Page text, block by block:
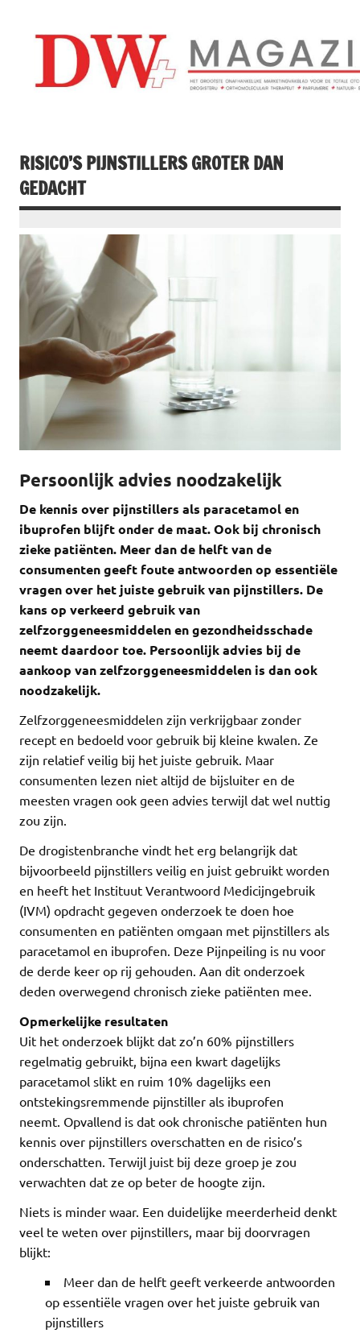
inhoud
RISICO’S PIJNSTILLERS GROTER DAN
GEDACHT
Persoonlijk advies noodzakelijk
De kennis over pijnstillers als paracetamol en
ibuprofen blijft onder de maat. Ook bij chronisch
zieke patiënten. Meer dan de helft van de
consumenten geeft foute antwoorden op essentiële
vragen over het juiste gebruik van pijnstillers. De
kans op verkeerd gebruik van
zelfzorggeneesmiddelen en gezondheidsschade
neemt daardoor toe. Persoonlijk advies bij de
aankoop van zelfzorggeneesmiddelen is dan ook
noodzakelijk.
Zelfzorggeneesmiddelen zijn verkrijgbaar zonder
recept en bedoeld voor gebruik bij kleine kwalen. Ze
zijn relatief veilig bij het juiste gebruik. Maar
consumenten lezen niet altijd de bijsluiter en de
meesten vragen ook geen advies terwijl dat wel nuttig
zou zijn.
De drogistenbranche vindt het erg belangrijk dat
bijvoorbeeld pijnstillers veilig en juist gebruikt worden
en heeft het Instituut Verantwoord Medicijngebruik
(IVM) opdracht gegeven onderzoek te doen hoe
consumenten en patiënten omgaan met pijnstillers als
paracetamol en ibuprofen. Deze Pijnpeiling is nu voor
de derde keer op rij gehouden. Aan dit onderzoek
deden overwegend chronisch zieke patiënten mee.
Opmerkelijke resultaten
Uit het onderzoek blijkt dat zo’n 60% pijnstillers
regelmatig gebruikt, bijna een kwart dagelijks
paracetamol slikt en ruim 10% dagelijks een
ontstekingsremmende pijnstiller als ibuprofen
neemt. Opvallend is dat ook chronische patiënten hun
kennis over pijnstillers overschatten en de risico’s
onderschatten. Terwijl juist bij deze groep je zou
verwachten dat ze op beter de hoogte zijn.
Niets is minder waar. Een duidelijke meerderheid denkt
veel te weten over pijnstillers, maar bij doorvragen
blijkt:
Meer dan de helft geeft verkeerde antwoorden
op essentiële vragen over het juiste gebruik van
pijnstillers